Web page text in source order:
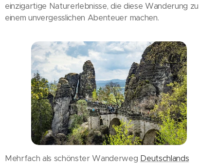
einzigartige Naturerlebnisse, die diese Wanderung zu
einem unvergesslichen Abenteuer machen.
Mehrfach als schönster Wanderweg Deutschlands